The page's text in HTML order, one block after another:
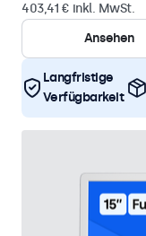
403,41 € inkl. MwSt.
Ansehen
Langfristige
Verfügbarkeit